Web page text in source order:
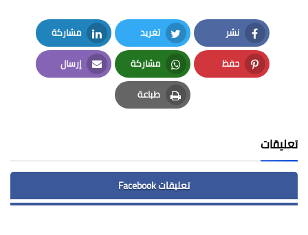
نشر
Facebook
تغريد
Twitter
مشاركة
LinkedIn
حفظ
Pinterest
مشاركة
Whatsapp
إرسال
Email
طباعة
Print
تعليقات
تعليقات Facebook